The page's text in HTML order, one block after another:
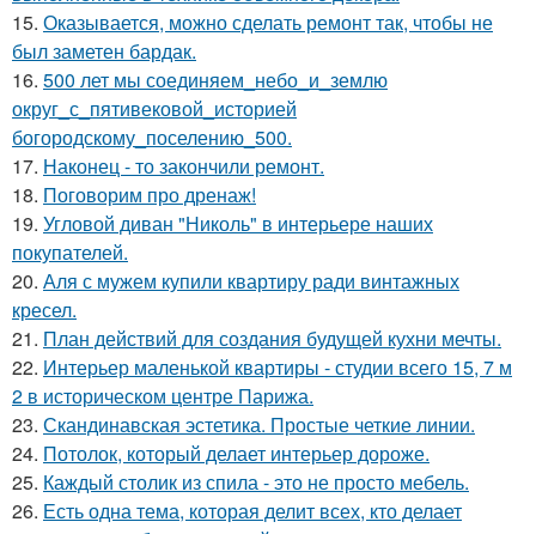
15. Оказывается, можно сделать ремонт так, чтобы не
был заметен бардак.
16. 500 лет мы соединяем_небо_и_землю
округ_с_пятивековой_историей
богородскому_поселению_500.
17. Наконец - то закончили ремонт.
18. Поговорим про дренаж!
19. Угловой диван "Николь" в интерьере наших
покупателей.
20. Аля с мужем купили квартиру ради винтажных
кресел.
21. План действий для создания будущей кухни мечты.
22. Интерьер маленькой квартиры - студии всего 15, 7 м
2 в историческом центре Парижа.
23. Скандинавская эстетика. Простые четкие линии.
24. Потолок, который делает интерьер дороже.
25. Каждый столик из спила - это не просто мебель.
26. Есть одна тема, которая делит всех, кто делает